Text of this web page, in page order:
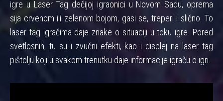
igre u Laser Tag dečijoj igraonici u Novom Sadu, oprema
sija crvenom ili zelenom bojom, gasi se, treperi i slično. To
laser tag igračima daje znake o situaciji u toku igre. Pored
svetlosnih, tu su i zvučni efekti, kao i displej na laser tag
pištolju koji u svakom trenutku daje informacije igraču o igri.